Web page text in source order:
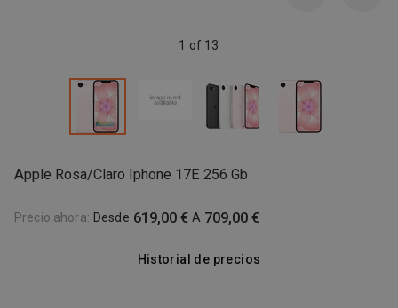
1 of 13
Apple Rosa/Claro Iphone 17E 256 Gb
Precio ahora: Desde 619,00 € A 709,00 €
Historial de precios